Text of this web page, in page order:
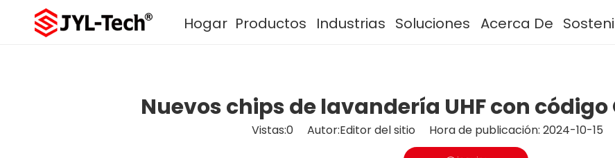
Hogar Productos Industrias Soluciones Acerca De
Nuevos chips de lavandería UHF con
Vistas:0Autor:Editor del sitio Hora de publicación: 2024-10-15